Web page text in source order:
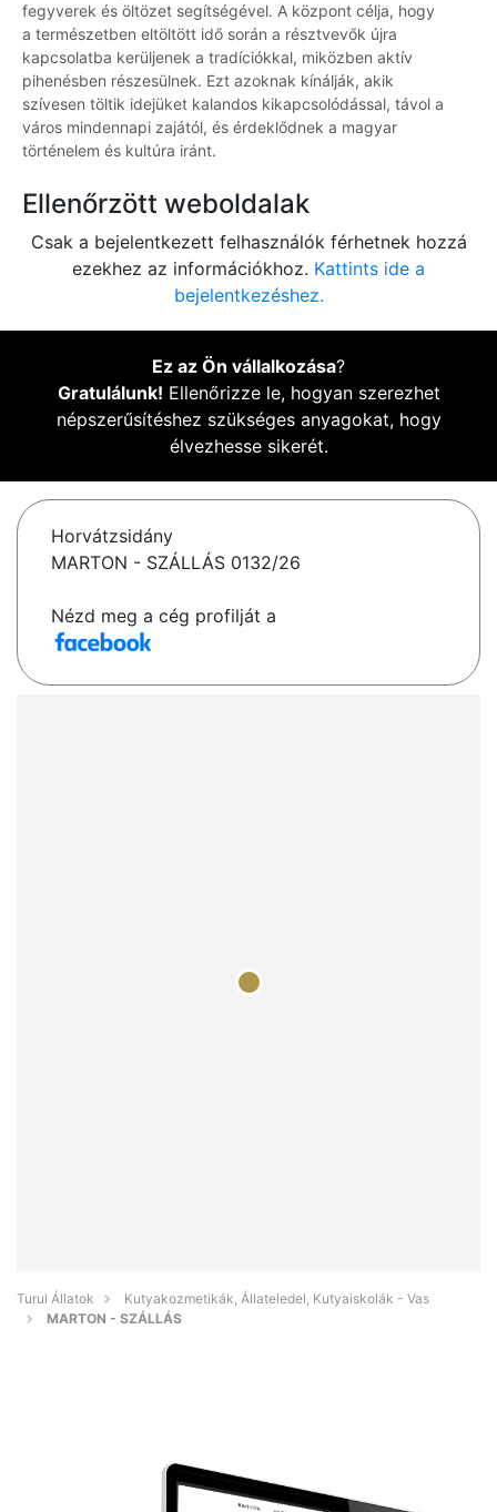
fegyverek és öltözet segítségével. A központ célja, hogy
a természetben eltöltött idő során a résztvevők újra
kapcsolatba kerüljenek a tradíciókkal, miközben aktív
pihenésben részesülnek. Ezt azoknak kínálják, akik
szívesen töltik idejüket kalandos kikapcsolódással, távol a
város mindennapi zajától, és érdeklődnek a magyar
történelem és kultúra iránt.
Ellenőrzött weboldalak
Csak a bejelentkezett felhasználók férhetnek hozzá
ezekhez az információkhoz. Kattints ide a
bejelentkezéshez.
Ez az Ön vállalkozása?
Gratulálunk! Ellenőrizze le, hogyan szerezhet
népszerűsítéshez szükséges anyagokat, hogy
élvezhesse sikerét.
Horvátzsidány
MARTON - SZÁLLÁS 0132/26
Nézd meg a cég profilját a
Turul Állatok
Kutyakozmetikák, Állateledel, Kutyaiskolák - Vas
MARTON - SZÁLLÁS